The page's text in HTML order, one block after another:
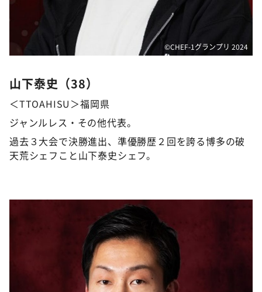
©️CHEF-1グランプリ 2024
山下泰史（38）
＜TTOAHISU＞福岡県
ジャンルレス・その他代表。
過去３大会で決勝進出、準優勝歴２回を誇る博多の破
天荒シェフこと山下泰史シェフ。